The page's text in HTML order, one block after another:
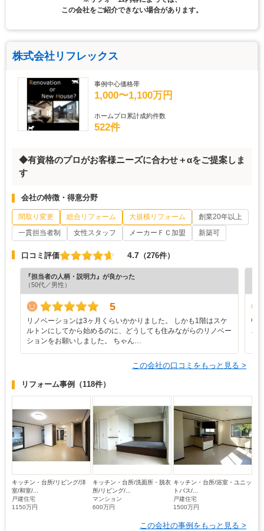
この会社をご紹介できない場合があります。
株式会社リフレックス
事例中心価格帯
1,000〜1,100万円
ホームプロ累計成約件数
522件
◆有資格のプロがお客様ニーズに合わせ＋αをご提案しま
す
会社の特徴・得意分野
間取り変更 総合リフォーム 大規模リフォーム
創業20年以上
一貫担当者制
女性スタッフ メーカーＦＣ加盟 新築可
口コミ評価 4.7 （276件）
『担当者の人柄・説明力』が良かった
（50代／男性）
5
リノベーションは3ヶ月くらいかかりました。 しかも1階はスケ
ルトンにしてから始めるのに、どうしても住みながらのリノベー
ションをお願いしました。 ちゃん…
中
さ
この会社の口コミをもっと見る >
リフォーム事例 （118件）
キッチン・台所/リビング/洋
室/和室/...
戸建住宅
1150万円
キッチン・台所/洗面所・脱衣
所/リビング/...
マンション
600万円
キッチン・台所/浴室・ユニッ
トバス/...
戸建住宅
1500万円
この会社の事例をもっと見る >